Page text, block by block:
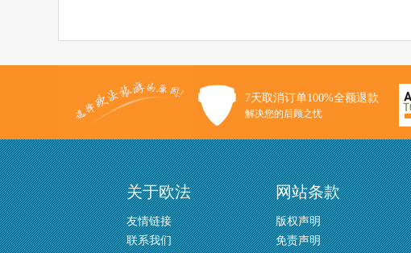
7天取消订单100%全额退款
解决您的后顾之忧
关于欧法
友情链接
联系我们
网站条款
版权声明
免责声明